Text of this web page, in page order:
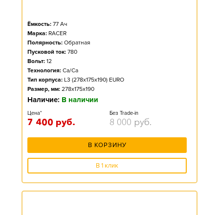
Ёмкость: 77 Ач
Марка: RACER
Полярность: Обратная
Пусковой ток: 780
Вольт: 12
Технология: Ca/Ca
Тип корпуса: L3 (278x175x190) EURO
Размер, мм: 278x175x190
Наличие: В наличии
Цена*
7 400 руб.
Без Trade-in
8 000 руб.
В КОРЗИНУ
В 1 клик